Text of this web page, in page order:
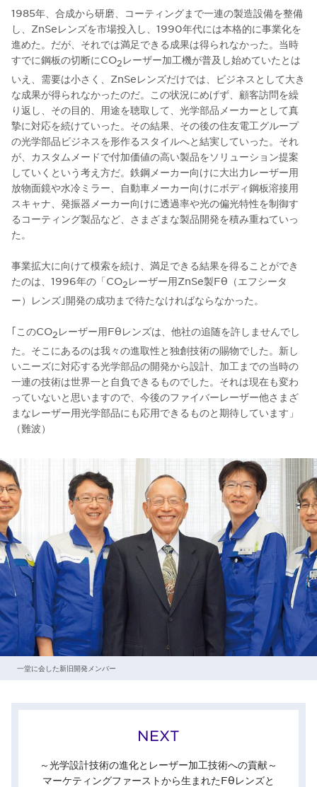
1985年、合成から研磨、コーティングまで一連の製造設備を整備
し、ZnSeレンズを市場投入し、1990年代には本格的に事業化を
進めた。だが、それでは満足できる成果は得られなかった。当時
すでに鋼板の切断にCO2レーザー加工機が普及し始めていたとは
いえ、需要は小さく、ZnSeレンズだけでは、ビジネスとして大き
な成果が得られなかったのだ。この状況にめげず、顧客訪問を繰
り返し、その目的、用途を聴取して、光学部品メーカーとして真
摯に対応を続けていった。その結果、その後の住友電工グループ
の光学部品ビジネスを形作るスタイルへと結実していった。それ
が、カスタムメードで付加価値の高い製品をソリューション提案
していくという考え方だ。鉄鋼メーカー向けに大出力レーザー用
放物面鏡や水冷ミラー、自動車メーカー向けにボディ鋼板溶接用
スキャナ、発振器メーカー向けに透過率や光の偏光特性を制御す
るコーティング製品など、さまざまな製品開発を積み重ねていっ
た。
事業拡大に向けて模索を続け、満足できる結果を得ることができ
たのは、1996年の「CO2レーザー用ZnSe製Fθ（エフシータ
ー）レンズ｣開発の成功まで待たなければならなかった。
｢このCO2レーザー用Fθレンズは、他社の追随を許しませんでし
た。そこにあるのは我々の進取性と独創技術の賜物でした。新し
いニーズに対応する光学部品の開発から設計、加工までの当時の
一連の技術は世界一と自負できるものでした。それは現在も変わ
っていないと思いますので、今後のファイバーレーザー他さまざ
まなレーザー用光学部品にも応用できるものと期待しています」
（難波）
一堂に会した新旧開発メンバー
NEXT
～光学設計技術の進化とレーザー加工技術への貢献～
マーケティングファーストから生まれたFθレンズと